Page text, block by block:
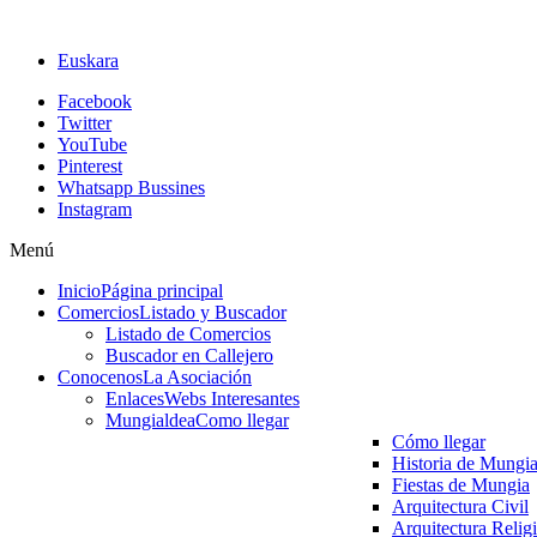
Euskara
Facebook
Twitter
YouTube
Pinterest
Whatsapp Bussines
Instagram
Menú
InicioPágina principal
ComerciosListado y Buscador
Listado de Comercios
Buscador en Callejero
ConocenosLa Asociación
EnlacesWebs Interesantes
MungialdeaComo llegar
Cómo llegar
Historia de Mungia
Fiestas de Mungia
Arquitectura Civil
Arquitectura